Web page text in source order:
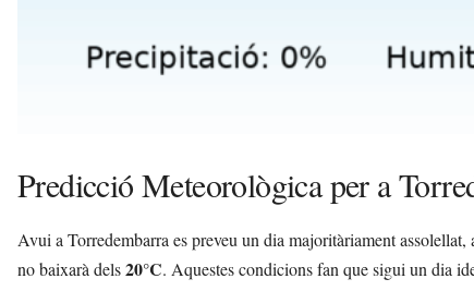
Predicció Meteorològica per a
Avui a Torredembarra es preveu un dia majoritàriament
no baixarà dels20°C. Aquestes condicions fan que sigui un dia